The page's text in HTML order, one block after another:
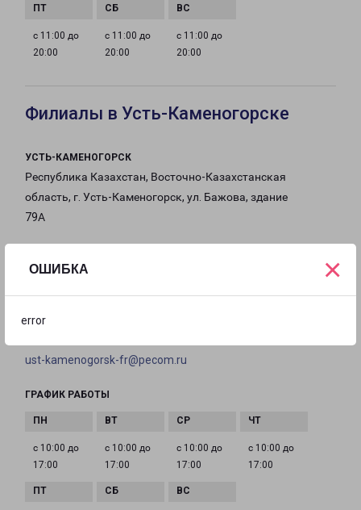
ОШИБКА
error
×
с 11:00 до
20:00
с 11:00 до
20:00
с 11:00 до
20:00
Филиалы в Усть-Каменогорске
УСТЬ-КАМЕНОГОРСК
Республика Казахстан, Восточно-Казахстанская
область, г. Усть-Каменогорск, ул. Бажова, здание
79А
ust-kamenogorsk-fr@pecom.ru
ГРАФИК РАБОТЫ
с 10:00 до
17:00
с 10:00 до
17:00
с 10:00 до
17:00
с 10:00 до
17:00